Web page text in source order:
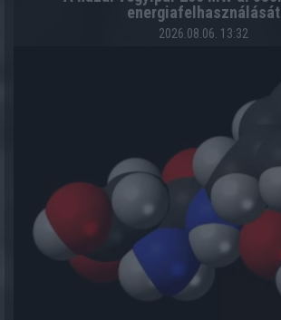
energiafelhasználását
2026.08.06. 13:32